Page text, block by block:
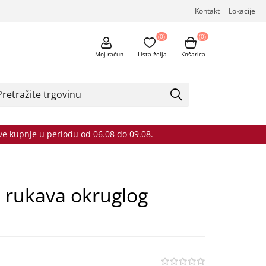
Kontakt Lokacije
Moj račun Lista želja
(0)
Košarica
(0)
kupnje u periodu od 06.08 do 09.08.
okruglog